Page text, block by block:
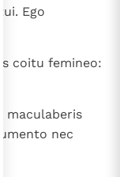
Ego
coitu femineo:
maculaberis
nec